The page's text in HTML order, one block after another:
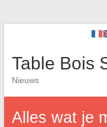
Table Bois
Nieuws
Alles wat je